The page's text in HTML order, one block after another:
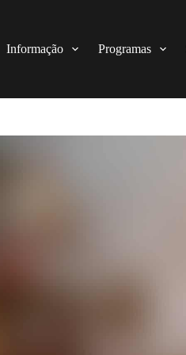
Informação Programas